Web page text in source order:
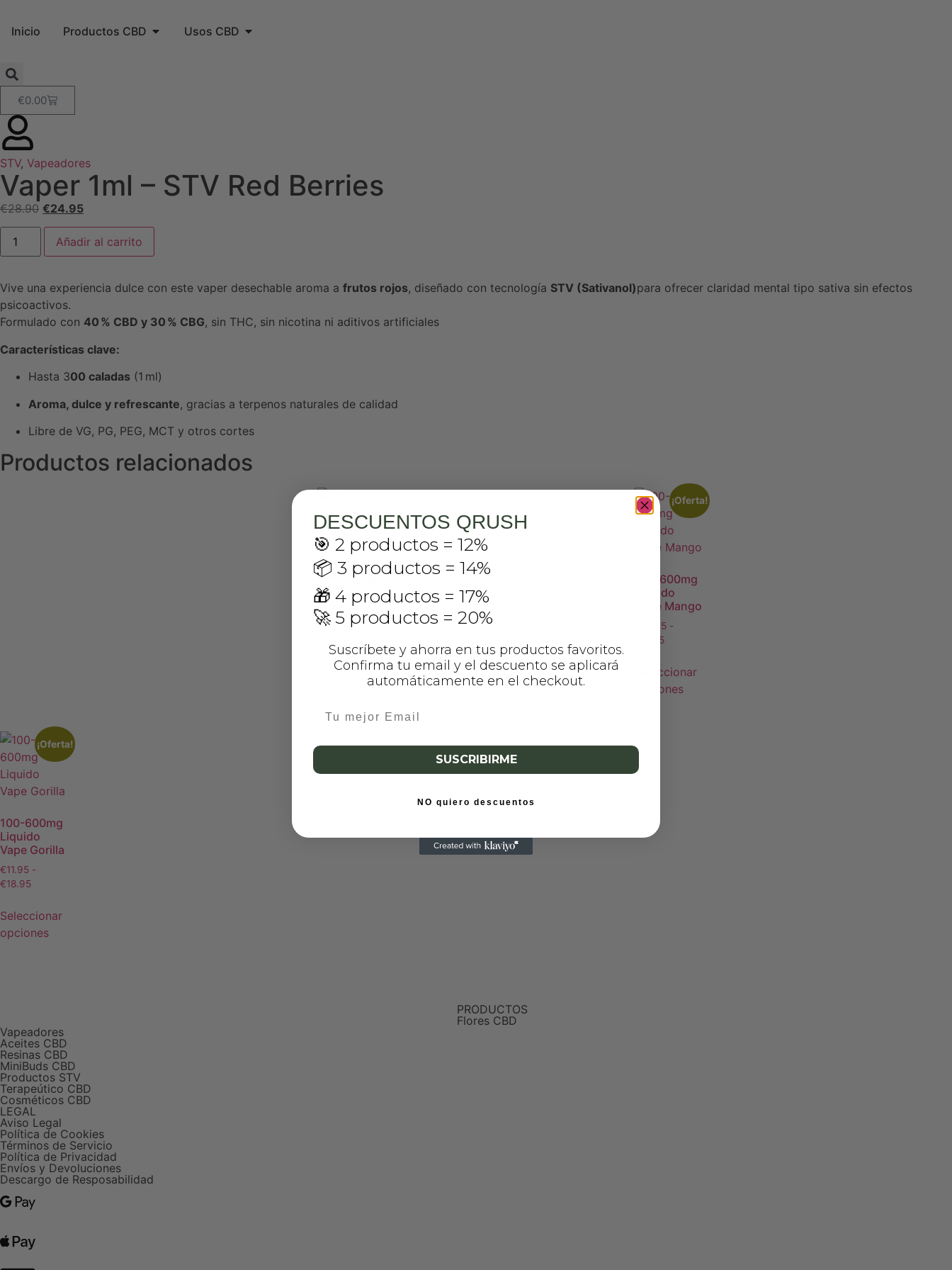
Inicio Productos CBD Usos CBD
€0.00
STV, Vapeadores
Vaper 1ml – STV Red Berries
€28.90 €24.95
Añadir al carrito
Vive una experiencia dulce con este vaper desechable aroma a frutos rojos, diseñado con tecnología STV (Sativanol)para ofrecer claridad mental tipo sativa sin efectos
psicoactivos.
Formulado con 40 % CBD y 30 % CBG, sin THC, sin nicotina ni aditivos artificiales
Características clave:
Hasta 300 caladas (1 ml)
Aroma, dulce y refrescante, gracias a terpenos naturales de calidad
Libre de VG, PG, PEG, MCT y otros cortes
Productos relacionados
3ml Vaper
CBD Mango
Iguana
€13.95
Leer más
¡Oferta!
100-600mg
Liquido
Vape Mango
10.95 -
17.95
Seleccionar
opciones
¡Oferta!
100-600mg
Liquido
Vape Gorilla
€11.95 -
€18.95
Seleccionar
opciones
PRODUCTOS
Flores CBD
Vapeadores
Aceites CBD
Resinas CBD
MiniBuds CBD
Productos STV
Terapeútico CBD
Cosméticos CBD
LEGAL
Aviso Legal
Política de Cookies
Términos de Servicio
Política de Privacidad
Envíos y Devoluciones
Descargo de Resposabilidad
DESCUENTOS QRUSH
🎯 2 productos = 12%
📦 3 productos = 14%
🎁 4 productos = 17%
🚀 5 productos = 20%
Suscríbete y ahorra en tus productos favoritos.
Confirma tu email y el descuento se aplicará
automáticamente en el checkout.
SUSCRIBIRME
NO quiero descuentos